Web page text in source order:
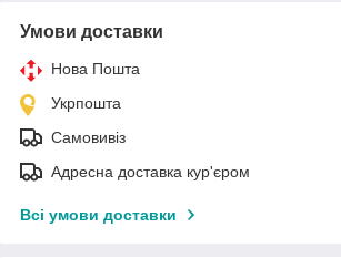
Умови доставки
Нова Пошта
Укрпошта
Самовивіз
Адресна доставка кур'єром
Всі умови доставки